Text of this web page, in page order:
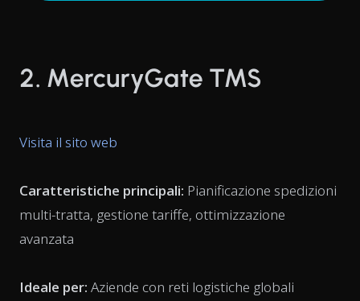
2. MercuryGate TMS
Visita il sito web
Caratteristiche principali: Pianificazione spedizioni
multi-tratta, gestione tariffe, ottimizzazione
avanzata
Ideale per: Aziende con reti logistiche globali